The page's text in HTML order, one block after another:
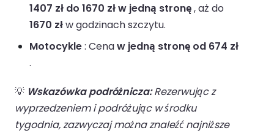
1407 zł do 1670 zł w jedną stronę, aż do
1670 złw godzinach szczytu.
Motocykle: Cenaw jedną stronę od 674 zł
.
💡 Wskazówka podróżnicza:Rezerwując z
wyprzedzeniem i podróżując w środku
tygodnia, zazwyczaj można znaleźć najniższe